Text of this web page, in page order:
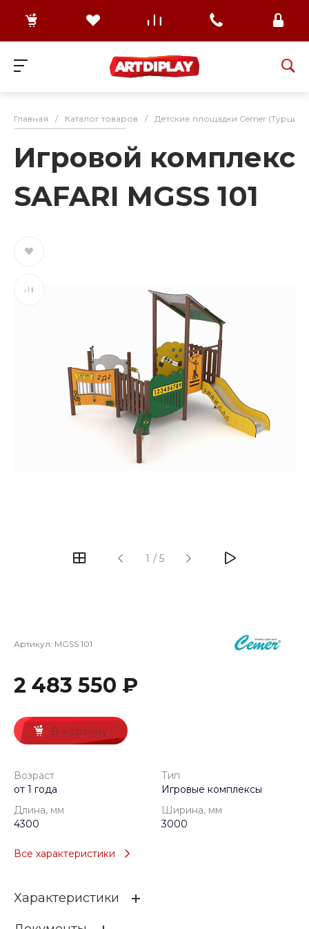
Главная / Каталог товаров / Детские площадки Cemer (Турция)
Игровой комплекс
SAFARI MGSS 101
1 / 5
Артикул: MGSS 101
2 483 550 ₽
В корзину
Возраст
от 1 года
Тип
Игровые комплексы
Длина, мм
4300
Ширина, мм
3000
Все характеристики
Характеристики